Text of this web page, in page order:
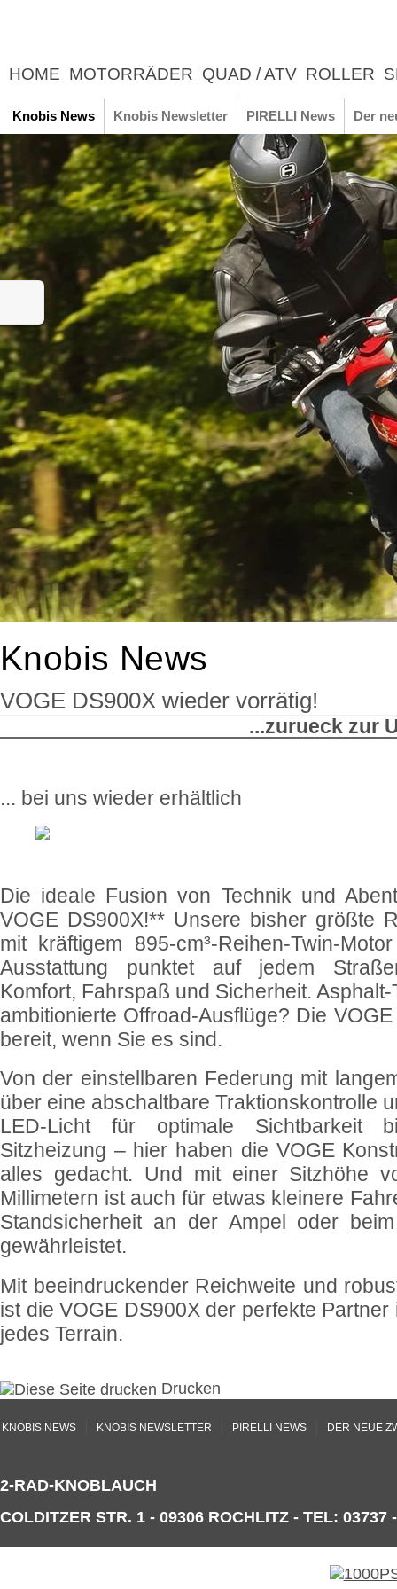
HOME MOTORRÄDER QUAD / ATV ROLLER
UNTERNEHMEN
ERLEBNIS
Knobis News Knobis Newsletter PIRELLI News Der
Knobis News
VOGE DS900X wieder vorrätig!
...zurueck zur
... bei uns wieder erhältlich
Die ideale Fusion von Technik und
VOGE DS900X!** Unsere bisher größte
mit kräftigem 895-cm³-Reihen-Twin-
Ausstattung punktet auf jedem
Komfort, Fahrspaß und Sicherheit.
ambitionierte Offroad-Ausflüge? Die
bereit, wenn Sie es sind.
Von der einstellbaren Federung mit
über eine abschaltbare Traktionskontrolle
LED-Licht für optimale Sichtbarkeit
Sitzheizung – hier haben die VOGE
alles gedacht. Und mit einer Sitzhöhe
Millimetern ist auch für etwas kleinere
Standsicherheit an der Ampel oder
gewährleistet.
Mit beeindruckender Reichweite und
ist die VOGE DS900X der perfekte Partner
jedes Terrain.
Drucken
KNOBIS NEWS KNOBIS NEWSLETTER PIRELLI NEWS DER NEUE
2-RAD-KNOBLAUCH
COLDITZER STR. 1 - 09306 ROCHLITZ - TEL: 03737